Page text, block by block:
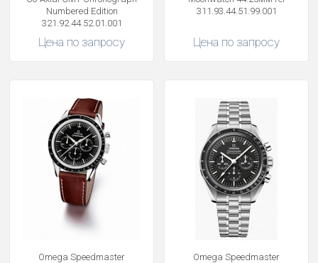
Numbered Edition
321.92.44.52.01.001
Цена по запросу
311.93.44.51.99.001
Цена по запросу
Omega Speedmaster
Omega Speedmaster